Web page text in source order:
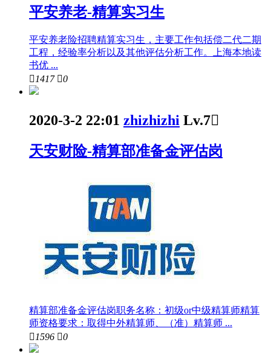
平安养老-精算实习生
平安养老险招聘精算实习生，主要工作包括偿二代二期
工程，经验率分析以及其他评估分析工作。上海本地读
书优 ...
 1417 0
2020-3-2 22:01 zhizhizhi Lv.7
天安财险-精算部准备金评估岗
精算部准备金评估岗职务名称：初级or中级精算师 ​ 精算
师资格要求：取得中外精算师、（准）精算师 ...
 1596 0